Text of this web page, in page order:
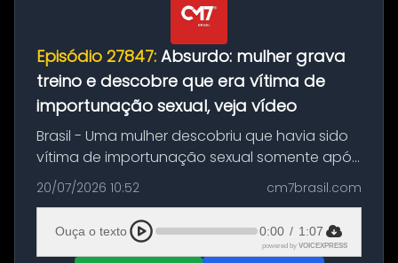
Episódio 27847: Absurdo: mulher grava
treino e descobre que era vítima de
importunação sexual, veja vídeo
Brasil - Uma mulher descobriu que havia sido
vítima de importunação sexual somente após
assistir a um vídeo que gravou enquanto
treinava na academia de um condomínio em
Feira de Santana, na Bahia. O c...
20/07/2026 10:52 cm7brasil.com
Ouça o texto 0:00 / 1:07
powered by VOICEXPRESS